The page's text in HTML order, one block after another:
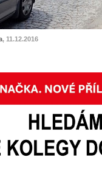
, 11.12.2016